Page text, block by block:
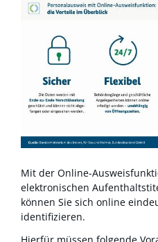
Mit der Online-
elektronischen
können Sie sich online
identifizieren.